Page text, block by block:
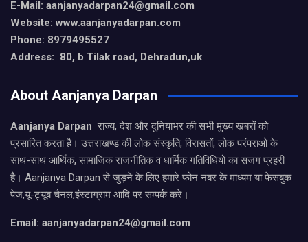
E-Mail: aanjanyadarpan24@gmail.com
Website: www.aanjanyadarpan.com
Phone: 8979495527
Address: 80, b Tilak road, Dehradun,uk
About Aanjanya Darpan
Aanjanya Darpan राज्य, देश और दुनियाभर की सभी मुख्य खबरों को
प्रसारित करता है। उत्तराखण्ड की लोक संस्कृति, विरासतों, लोक परंपराओ के
साथ-साथ आर्थिक, सामाजिक राजनीतिक व धार्मिक गतिविधियों का सजग प्रहरी
है। Aanjanya Darpan से जुड़ने के लिए हमारे फोन नंबर के माध्यम या फेसबुक
पेज,यू-ट्यूब चैनल,इंस्टाग्राम आदि पर सम्पर्क करे।
Email: aanjanyadarpan24@gmail.com